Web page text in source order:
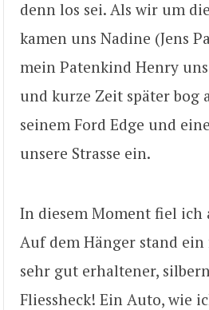
denn los sei. Als wir um
kamen uns Nadine (Jens
mein Patenkind Henry
und kurze Zeit später bog
seinem Ford Edge und
unsere Strasse ein.
In diesem Moment fiel ich
Auf dem Hänger stand ein
sehr gut erhaltener,
Fliessheck! Ein Auto, wie